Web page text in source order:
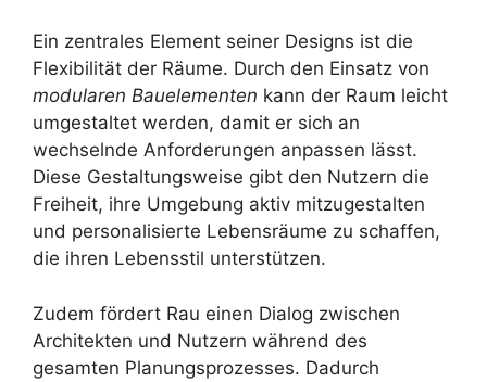
Ein zentrales Element seiner Designs ist die
Flexibilität der Räume. Durch den Einsatz von
modularen Bauelementen kann der Raum leicht
umgestaltet werden, damit er sich an
wechselnde Anforderungen anpassen lässt.
Diese Gestaltungsweise gibt den Nutzern die
Freiheit, ihre Umgebung aktiv mitzugestalten
und personalisierte Lebensräume zu schaffen,
die ihren Lebensstil unterstützen.
Zudem fördert Rau einen Dialog zwischen
Architekten und Nutzern während des
gesamten Planungsprozesses. Dadurch